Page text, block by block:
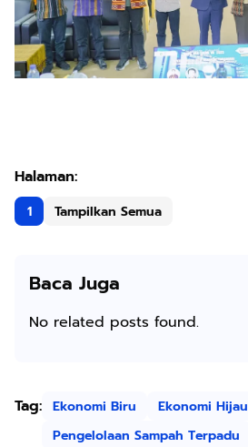
1 Tampilkan Semua
Baca Juga
No related posts found.
Tag: Ekonomi Biru Ekonomi Hijau
Pengelolaan Sampah Terpadu